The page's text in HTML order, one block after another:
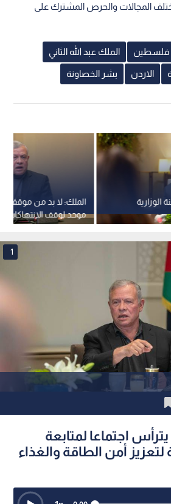
المجالات والحرص المشترك على
فلسطين الملك عبد الله الثاني
الاردن بشر الخصاونة
الملك: لا بد من موقف
موحد لوقف الانتهاكات
القانونية في الأقصى
الوزارية
1
اجتماعا لمتابعة
لتعزيز أمن الطاقة والغذاء